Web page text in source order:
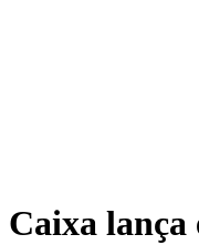
Caixa lança